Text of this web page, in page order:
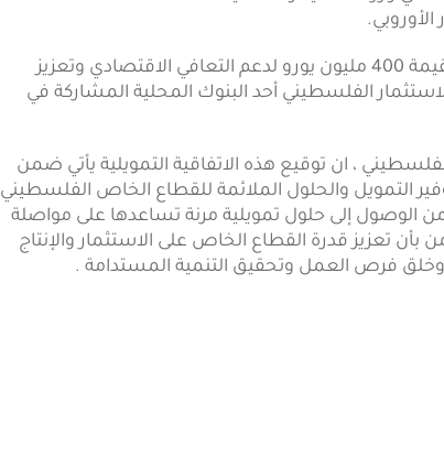
ويأتي هذا التمويل ضمن حزمة برامج اوروبية شاملة بقيمة 400 مليون يورو لدعم التعافي الاقتصادي وتعزيز
الفلسطيني أحد البنوك المحلية المشاركة في
، ان توقيع هذه الاتفاقية التمويلية يأتي ضمن
التمويل والحلول الملائمة للقطاع الخاص الفلسطيني
إلى حلول تمويلية مرنة تساعدها على مواصلة
بأن تعزيز قدرة القطاع الخاص على الاستثمار والإنتاج
فرص العمل وتحقيق التنمية المستدامة .